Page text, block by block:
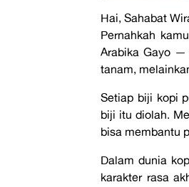
Hai, Sahabat
Pernahkah
Arabika Gayo —
tanam,
Setiap biji kopi
biji itu diolah.
bisa membantu
Dalam dunia
karakter rasa